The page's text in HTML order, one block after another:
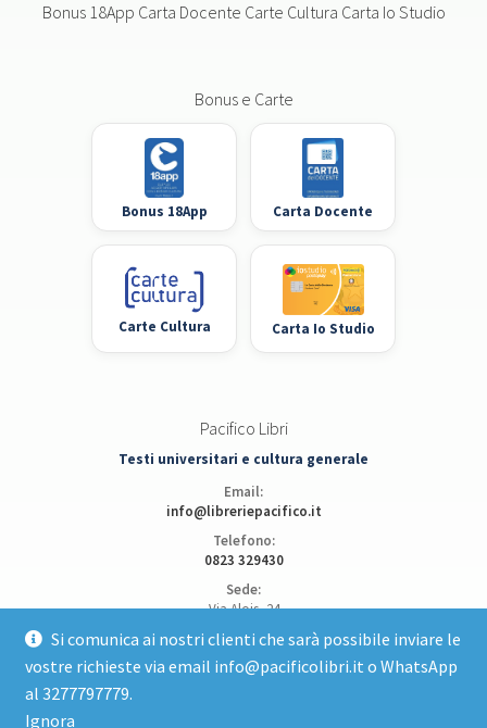
Si comunica ai nostri clienti che sarà possibile inviare le
vostre richieste via email info@pacificolibri.it o WhatsApp
al 3277797779.
Ignora
Bonus 18App Carta Docente Carte Cultura Carta Io Studio
Bonus e Carte
Bonus 18App Carta Docente
Carte Cultura Carta Io Studio
Pacifico Libri
Testi universitari e cultura generale
Email:
info@libreriepacifico.it
Telefono:
0823 329430
Sede:
Via Alois, 24
Apri posizione su Google Maps